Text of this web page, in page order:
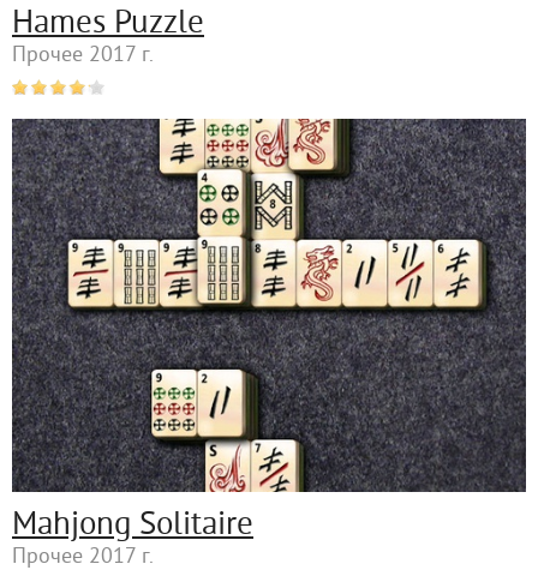
Hames Puzzle
Прочее 2017 г.
Mahjong Solitaire
Прочее 2017 г.